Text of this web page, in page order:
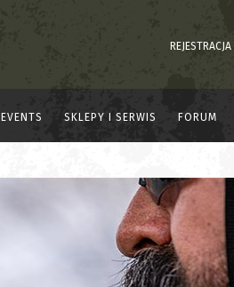
REJESTRACJA
EVENTS SKLEPY I SERWIS FORUM